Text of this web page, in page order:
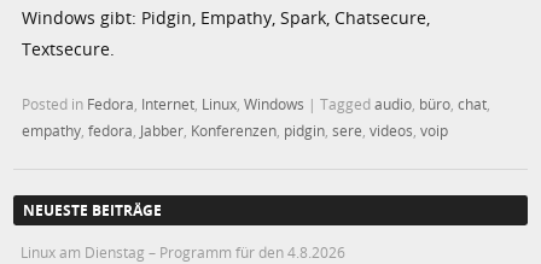
Windows gibt: Pidgin, Empathy, Spark, Chatsecure,
Textsecure.
Posted in Fedora Internet Linux ,Windows |Taggedaudio büro ,chat
empathy ,fedora Jabber Konferenzen pidgin ,sere ,videos ,voip
NEUESTE BEITRÄGE
Linux am Dienstag – Programm für den 4.8.2026